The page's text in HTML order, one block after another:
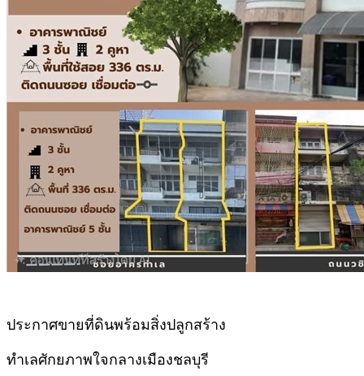
ประกาศขายที่ดินพร้อมสิ่งปลูกสร้าง
ทำเลศักยภาพใจกลางเมืองชลบุรี